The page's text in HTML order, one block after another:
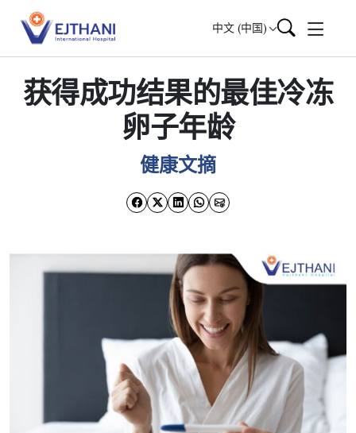
Skip to content
中文 (中国)
获得成功结果的最佳冷冻
卵子年龄
健康文摘